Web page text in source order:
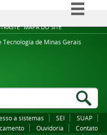
MAPA DO SITE
Simplifique!
Comunica BR
Legislação
Tecnologia de Minas Gerais
a sistemas SEI
SUAP
Ouvidoria Contato